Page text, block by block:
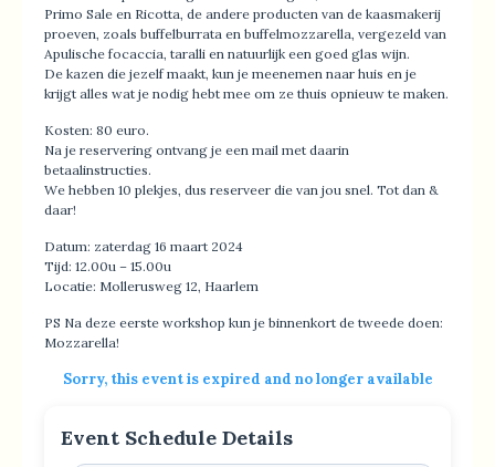
Primo Sale en Ricotta, de andere producten van de kaasmakerij
proeven, zoals buffelburrata en buffelmozzarella, vergezeld van
Apulische focaccia, taralli en natuurlijk een goed glas wijn.
De kazen die jezelf maakt, kun je meenemen naar huis en je
krijgt alles wat je nodig hebt mee om ze thuis opnieuw te maken.
Kosten: 80 euro.
Na je reservering ontvang je een mail met daarin
betaalinstructies.
We hebben 10 plekjes, dus reserveer die van jou snel. Tot dan &
daar!
Datum: zaterdag 16 maart 2024
Tijd: 12.00u – 15.00u
Locatie: Mollerusweg 12, Haarlem
PS Na deze eerste workshop kun je binnenkort de tweede doen:
Mozzarella!
Sorry, this event is expired and no longer available
Event Schedule Details